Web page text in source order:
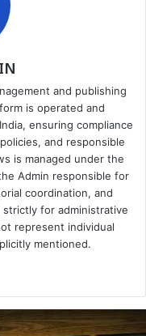
and publishing
is operated and
ensuring compliance
and responsible
is managed under the
Admin responsible for
coordination, and
for administrative
represent individual
mentioned.